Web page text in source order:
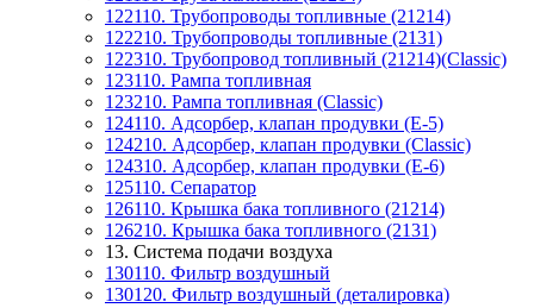
122110. Трубопроводы топливные (21214)
122210. Трубопроводы топливные (2131)
122310. Трубопровод топливный (21214)(Classic)
123110. Рампа топливная
123210. Рампа топливная (Classic)
124110. Адсорбер, клапан продувки (Е-5)
124210. Адсорбер, клапан продувки (Classic)
124310. Адсорбер, клапан продувки (Е-6)
125110. Сепаратор
126110. Крышка бака топливного (21214)
126210. Крышка бака топливного (2131)
13. Система подачи воздуха
130110. Фильтр воздушный
130120. Фильтр воздушный (деталировка)